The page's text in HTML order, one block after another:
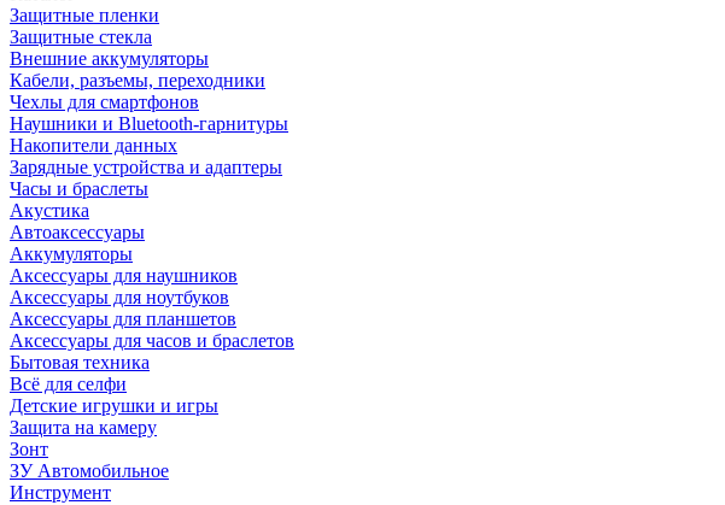
Защитные пленки
Защитные стекла
Внешние аккумуляторы
Кабели, разъемы, переходники
Чехлы для смартфонов
Наушники и Bluetooth-гарнитуры
Накопители данных
Зарядные устройства и адаптеры
Часы и браслеты
Акустика
Автоаксессуары
Аккумуляторы
Аксессуары для наушников
Аксессуары для ноутбуков
Аксессуары для планшетов
Аксессуары для часов и браслетов
Бытовая техника
Всё для селфи
Детские игрушки и игры
Защита на камеру
Зонт
ЗУ Автомобильное
Инструмент